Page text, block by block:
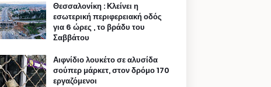
Θεσσαλονίκη : Κλείνει η
εσωτερική περιφερειακή οδός
για 6 ώρες , το βράδυ του
Σαββάτου
Αιφνίδιο λουκέτο σε αλυσίδα
σούπερ μάρκετ, στον δρόμο 170
εργαζόμενοι